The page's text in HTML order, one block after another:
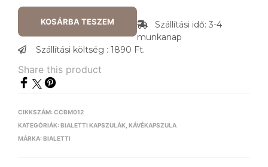
KOSÁRBA TESZEM
Szállítási idő: 3-4
munkanap
Szállítási költség : 1890 Ft.
Share this product
CIKKSZÁM: CCBM012
KATEGÓRIÁK: BIALETTI KAPSZULÁK KÁVÉKAPSZULA
MÁRKA: BIALETTI